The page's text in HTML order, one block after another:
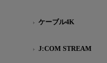
ケーブル4K
J:COM STREAM